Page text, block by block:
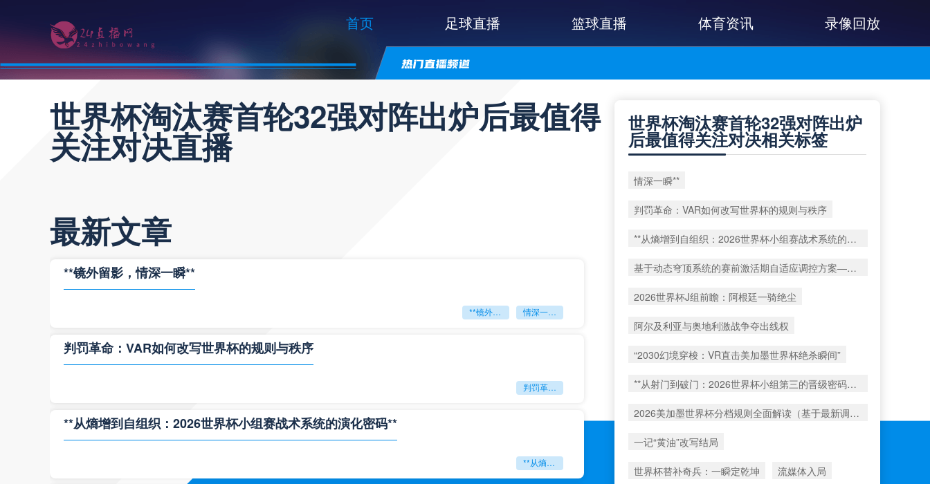
首页 足球直播 篮球直播 体育资讯 录像回放
世界杯淘汰赛首轮32强对阵出炉后最值得
关注对决直播
最新文章
**镜外留影，情深一瞬**
**镜外留影 情深一瞬**
判罚革命：VAR如何改写世界杯的规则与秩序
判罚革命：VAR如何改写世界杯的规则与秩序
**从熵增到自组织：2026世界杯小组赛战术系统的演化密码**
**从熵增到自组织：2026世界杯小组赛战术系统的演化密码**
世界杯淘汰赛首轮32强对阵出炉
后最值得关注对决相关标签
情深一瞬**
判罚革命：VAR如何改写世界杯的规则与秩序
**从熵增到自组织：2026世界杯小组赛战术系统的演化密码**
基于动态穹顶系统的赛前激活期自适应调控方案——以温哥华BC Place为案例
2026世界杯J组前瞻：阿根廷一骑绝尘
阿尔及利亚与奥地利激战争夺出线权
“2030幻境穿梭：VR直击美加墨世界杯绝杀瞬间”
**从射门到破门：2026世界杯小组第三的晋级密码藏在哪一环？**
2026美加墨世界杯分档规则全面解读（基于最新调整）
一记“黄油”改写结局
世界杯替补奇兵：一瞬定乾坤 流媒体入局